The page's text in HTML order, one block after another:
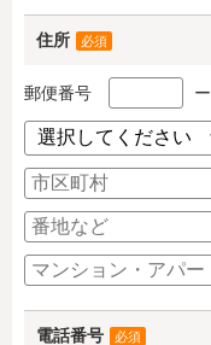
住所 必須
郵便番号 ー
電話番号 必須